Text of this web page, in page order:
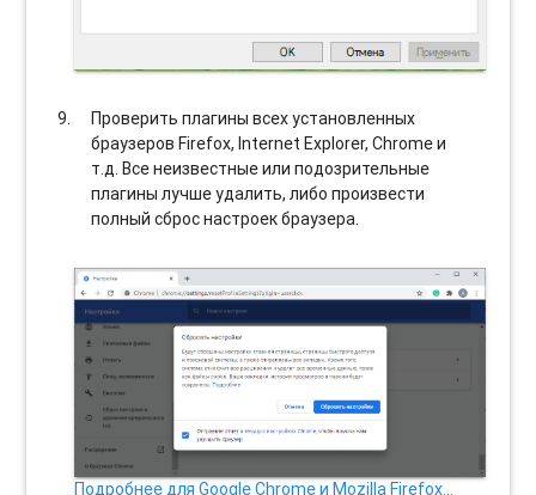
Проверить плагины всех установленных
браузеров Firefox, Internet Explorer, Chrome и
т.д. Все неизвестные или подозрительные
плагины лучше удалить, либо произвести
полный сброс настроек браузера.
Подробнее для Google Chrome и Mozilla Firefox…